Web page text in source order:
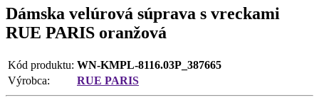
Dámska velúrová súprava s vreckami
RUE PARIS oranžová
Kód produktu: WN-KMPL-8116.03P_387665
Výrobca:
RUE PARIS